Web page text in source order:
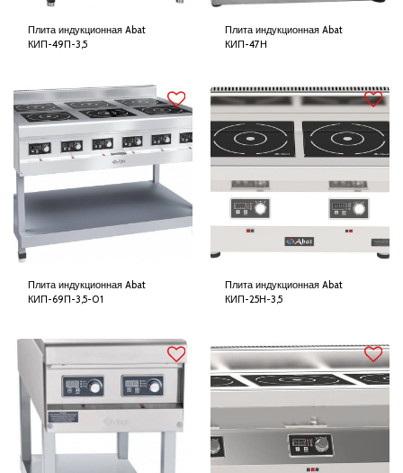
Плита индукционная Abat
КИП-49П-3,5
Плита индукционная Abat
КИП-47Н
Плита индукционная Abat
КИП-69П-3,5-01
Плита индукционная Abat
КИП-25Н-3,5